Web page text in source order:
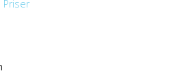
Priser